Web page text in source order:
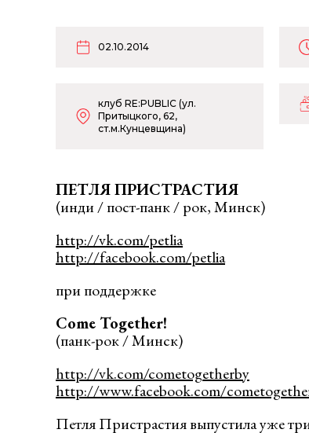
02.10.2014
клуб RE:PUBLIC (ул.
Притыцкого, 62,
ст.м.Кунцевщина)
ПЕТЛЯ ПРИСТРАСТИЯ
(инди / пост-панк / рок, Минск)
http://vk.com/petlia
http://facebook.com/petlia
при поддержке
Come Together!
(панк-рок / Минск)
http://vk.com/cometogetherby
http://www.facebook.com/
Петля Пристрастия выпустила уже